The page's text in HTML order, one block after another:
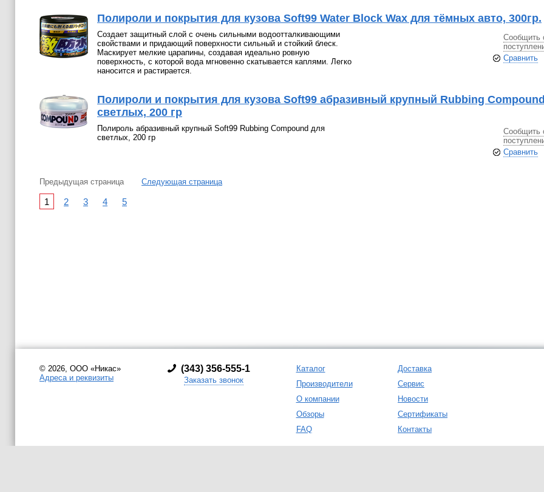
Полироли и покрытия для кузова Soft99 Water Block Wax для тёмных авто, 300гр.
Создает защитный слой с очень сильными водоотталкивающими
свойствами и придающий поверхности сильный и стойкий блеск.
Маскирует мелкие царапины, создавая идеально ровную
поверхность, с которой вода мгновенно скатывается каплями. Легко
наносится и растирается.
Сообщить
Сравнить
Полироли и покрытия для кузова Soft99 абразивный крупный Rubbing
светлых, 200 гр
Полироль абразивный крупный Soft99 Rubbing Compound для
светлых, 200 гр
Сообщить
Сравнить
Предыдущая страница Следующая страница
1 2 3 4 5
© 2026, ООО «Никас»
Адреса и реквизиты
(343) 356-555-1
Заказать звонок
Каталог
Доставка
Производители
Сервис
О компании
Новости
Обзоры
Сертификаты
FAQ
Контакты